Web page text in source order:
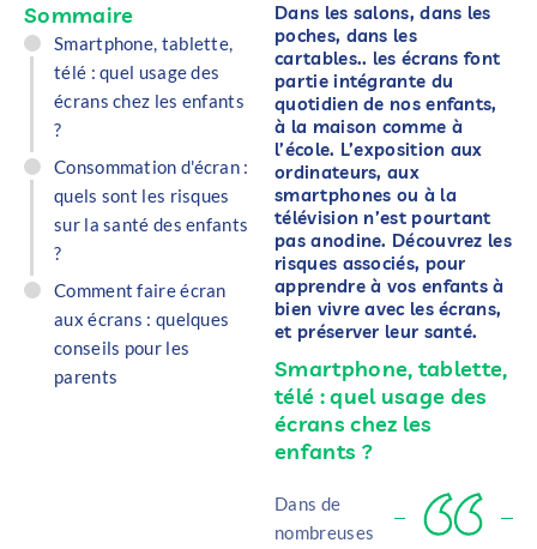
Sommaire
Smartphone, tablette,
télé : quel usage des
écrans chez les enfants
?
Consommation d'écran :
quels sont les risques
sur la santé des enfants
?
Comment faire écran
aux écrans : quelques
conseils pour les
parents
Dans les salons, dans les
poches, dans les
cartables.. les écrans font
partie intégrante du
quotidien de nos enfants,
à la maison comme à
l’école. L’exposition aux
ordinateurs, aux
smartphones ou à la
télévision n’est pourtant
pas anodine. Découvrez les
risques associés, pour
apprendre à vos enfants à
bien vivre avec les écrans,
et préserver leur santé.
Smartphone, tablette,
télé : quel usage des
écrans chez les
enfants ?
Dans de
nombreuses